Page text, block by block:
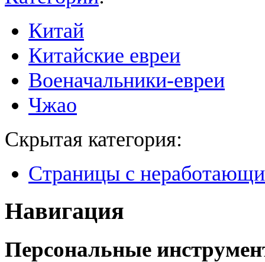
Китай
Китайские евреи
Военачальники-евреи
Чжао
Скрытая категория:
Страницы с
Навигация
Персональные